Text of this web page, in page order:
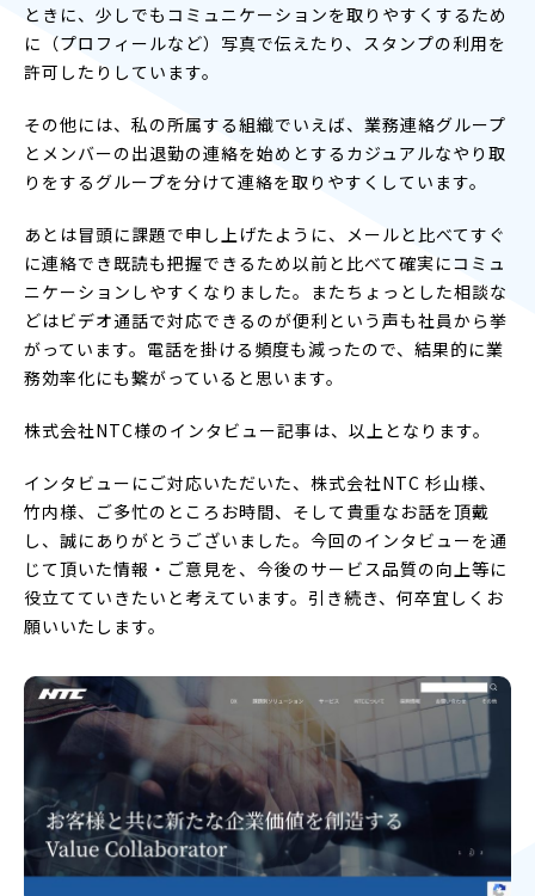
ときに、少しでもコミュニケーションを取りやすくするため
に（プロフィールなど）写真で伝えたり、スタンプの利用を
許可したりしています。
その他には、私の所属する組織でいえば、業務連絡グループ
とメンバーの出退勤の連絡を始めとするカジュアルなやり取
りをするグループを分けて連絡を取りやすくしています。
あとは冒頭に課題で申し上げたように、メールと比べてすぐ
に連絡でき既読も把握できるため以前と比べて確実にコミュ
ニケーションしやすくなりました。またちょっとした相談な
どはビデオ通話で対応できるのが便利という声も社員から挙
がっています。電話を掛ける頻度も減ったので、結果的に業
務効率化にも繋がっていると思います。
株式会社NTC様のインタビュー記事は、以上となります。
インタビューにご対応いただいた、株式会社NTC 杉山様、
竹内様、ご多忙のところお時間、そして貴重なお話を頂戴
し、誠にありがとうございました。今回のインタビューを通
じて頂いた情報・ご意見を、今後のサービス品質の向上等に
役立てていきたいと考えています。引き続き、何卒宜しくお
願いいたします。